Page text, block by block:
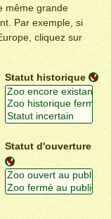
même grande
Par exemple, si
cliquez sur
Statut historique
Statut d'ouverture